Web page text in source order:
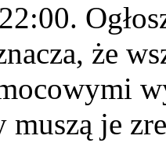
że
muszą je